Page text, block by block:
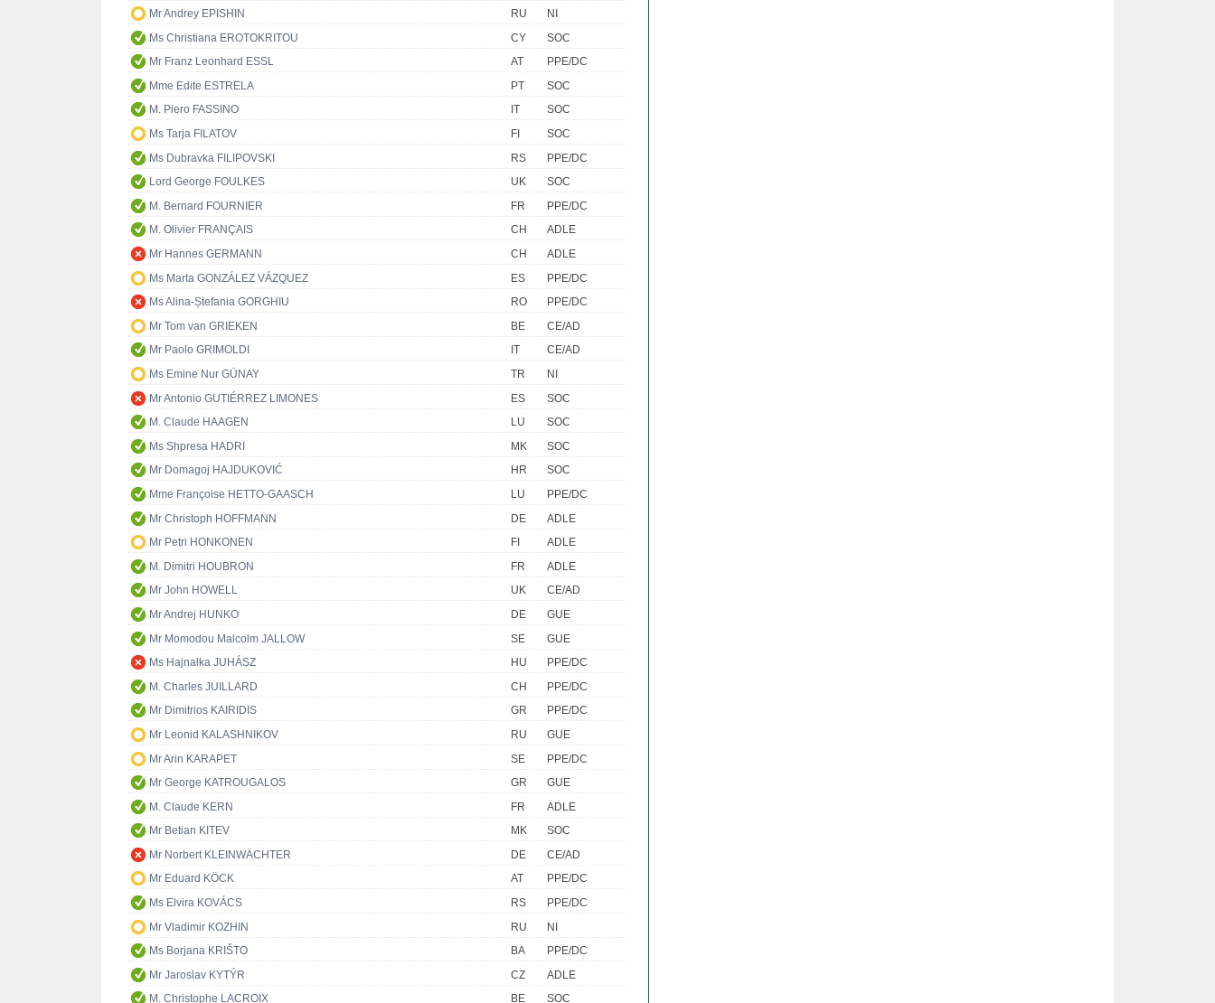
Mr Andrey EPISHIN
RU
NI
Ms Christiana EROTOKRITOU
CY
SOC
Mr Franz Leonhard ESSL
AT
PPE/DC
Mme Edite ESTRELA
PT
SOC
M. Piero FASSINO
IT
SOC
Ms Tarja FILATOV
FI
SOC
Ms Dubravka FILIPOVSKI
RS
PPE/DC
Lord George FOULKES
UK
SOC
M. Bernard FOURNIER
FR
PPE/DC
M. Olivier FRANÇAIS
CH
ADLE
Mr Hannes GERMANN
CH
ADLE
Ms Marta GONZÁLEZ VÁZQUEZ
ES
PPE/DC
Ms Alina-Ștefania GORGHIU
RO
PPE/DC
Mr Tom van GRIEKEN
BE
CE/AD
Mr Paolo GRIMOLDI
IT
CE/AD
Ms Emine Nur GÜNAY
TR
NI
Mr Antonio GUTIÉRREZ LIMONES
ES
SOC
M. Claude HAAGEN
LU
SOC
Ms Shpresa HADRI
MK
SOC
Mr Domagoj HAJDUKOVIĆ
HR
SOC
Mme Françoise HETTO-GAASCH
LU
PPE/DC
Mr Christoph HOFFMANN
DE
ADLE
Mr Petri HONKONEN
FI
ADLE
M. Dimitri HOUBRON
FR
ADLE
Mr John HOWELL
UK
CE/AD
Mr Andrej HUNKO
DE
GUE
Mr Momodou Malcolm JALLOW
SE
GUE
Ms Hajnalka JUHÁSZ
HU
PPE/DC
M. Charles JUILLARD
CH
PPE/DC
Mr Dimitrios KAIRIDIS
GR
PPE/DC
Mr Leonid KALASHNIKOV
RU
GUE
Mr Arin KARAPET
SE
PPE/DC
Mr George KATROUGALOS
GR
GUE
M. Claude KERN
FR
ADLE
Mr Betian KITEV
MK
SOC
Mr Norbert KLEINWÄCHTER
DE
CE/AD
Mr Eduard KÖCK
AT
PPE/DC
Ms Elvira KOVÁCS
RS
PPE/DC
Mr Vladimir KOZHIN
RU
NI
Ms Borjana KRIŠTO
BA
PPE/DC
Mr Jaroslav KYTÝR
CZ
ADLE
M. Christophe LACROIX
BE
SOC